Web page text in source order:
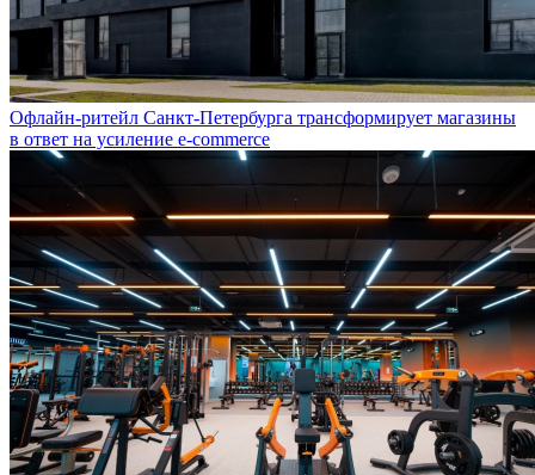
Офлайн-ритейл Санкт-Петербурга трансформирует магазины
в ответ на усиление e-commerce